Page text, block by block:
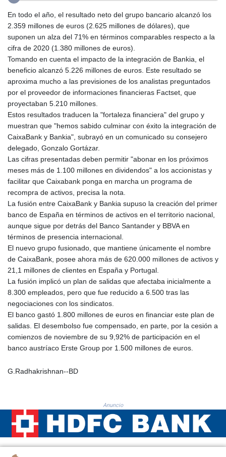
GYD 241.302858
HKD 9.049284
HNL 30.914302
HRK 7.536546
HTG 150.809283
HUF 364.573259
IDR 20594.998152
ILS 3.463666
INR 109.83378
IQD 1510.89449
IRR
ISK 142.572116
JEP 0.857346
JMD 183.168441
JOD 0.817863
JPY 182.641857
KES 149.279328
KGS 100.875887
KHR 4684.773512
KMF 492.554315
KRW 1633.35962
KWD 0.3563
KYD 0.961169
KZT 540.560026
LAK 26041.078389
LBP
103284.103894
LKR 386.869037
LRD 208.186862
MAD 10.74989
MDL 20.056874
MGA 4921.849865
MKD 61.568318
En todo el año, el resultado neto del grupo bancario alcanzó los
2.359 millones de euros (2.625 millones de dólares), que
suponen un alza del 71% en términos comparables respecto a la
cifra de 2020 (1.380 millones de euros).
Tomando en cuenta el impacto de la integración de Bankia, el
beneficio alcanzó 5.226 millones de euros. Este resultado se
aproxima mucho a las previsiones de los analistas preguntados
por el proveedor de informaciones financieras Factset, que
proyectaban 5.210 millones.
Estos resultados traducen la "fortaleza financiera" del grupo y
muestran que "hemos sabido culminar con éxito la integración de
CaixaBank y Bankia", subrayó en un comunicado su consejero
delegado, Gonzalo Gortázar.
Las cifras presentadas deben permitir "abonar en los próximos
meses más de 1.100 millones en dividendos" a los accionistas y
facilitar que Caixabank ponga en marcha un programa de
recompra de activos, precisa la nota.
La fusión entre CaixaBank y Bankia supuso la creación del primer
banco de España en términos de activos en el territorio nacional,
aunque sigue por detrás del Banco Santander y BBVA en
términos de presencia internacional.
El nuevo grupo fusionado, que mantiene únicamente el nombre
de CaixaBank, posee ahora más de 620.000 millones de activos y
21,1 millones de clientes en España y Portugal.
La fusión implicó un plan de salidas que afectaba inicialmente a
8.300 empleados, pero que fue reducido a 6.500 tras las
negociaciones con los sindicatos.
El banco gastó 1.800 millones de euros en financiar este plan de
salidas. El desembolso fue compensado, en parte, por la cesión a
comienzos de noviembre de su 9,92% de participación en el
banco austríaco Erste Group por 1.500 millones de euros.
G.Radhakrishnan--BD
Anuncio